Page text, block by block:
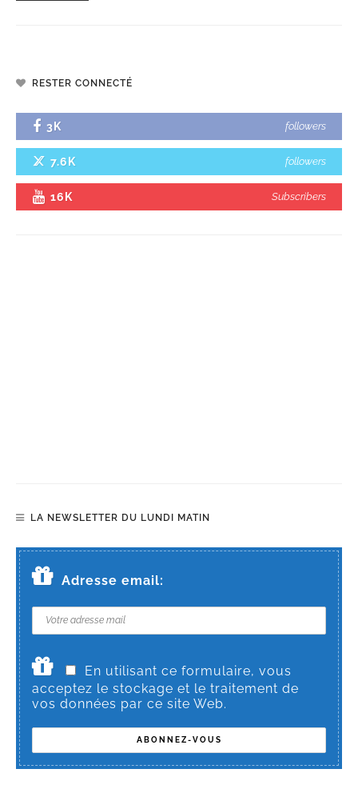
RESTER CONNECTÉ
3K followers
7.6K followers
16K Subscribers
LA NEWSLETTER DU LUNDI MATIN
Adresse email:
En utilisant ce formulaire, vous
acceptez le stockage et le traitement de
vos données par ce site Web.